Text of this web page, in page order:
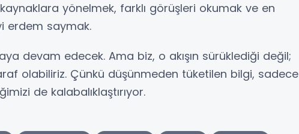
yönelmek, farklı görüşleri okumak ve en
erdem saymak.
devam edecek. Ama biz, o akışın sürüklediği değil;
olabiliriz. Çünkü düşünmeden tüketilen bilgi, sadece
de kalabalıklaştırıyor.